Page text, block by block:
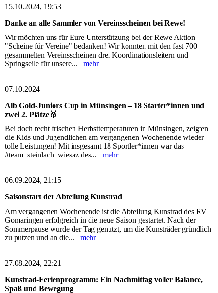
15.10.2024, 19:53
Danke an alle Sammler von Vereinsscheinen bei Rewe!
Wir möchten uns für Eure Unterstützung bei der Rewe Aktion
"Scheine für Vereine" bedanken! Wir konnten mit den fast 700
gesammelten Vereinsscheinen drei Koordinationsleitern und
Springseile für unsere... mehr
07.10.2024
Alb Gold-Juniors Cup in Münsingen – 18 Starter*innen und
zwei 2. Plätze🥈
Bei doch recht frischen Herbsttemperaturen in Münsingen, zeigten
die Kids und Jugendlichen am vergangenen Wochenende wieder
tolle Leistungen! Mit insgesamt 18 Sportler*innen war das
#team_steinlach_wiesaz des... mehr
06.09.2024, 21:15
Saisonstart der Abteilung Kunstrad
Am vergangenen Wochenende ist die Abteilung Kunstrad des RV
Gomaringen erfolgreich in die neue Saison gestartet. Nach der
Sommerpause wurde der Tag genutzt, um die Kunsträder gründlich
zu putzen und an die... mehr
27.08.2024, 22:21
Kunstrad-Ferienprogramm: Ein Nachmittag voller Balance,
Spaß und Bewegung